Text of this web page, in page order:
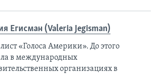
Егисман (Valeria Jegisman)
«Голоса Америки». До этого
в международных
организациях в